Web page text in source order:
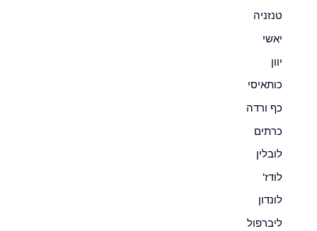
טנזניה
יאשי
יוון
כותאיסי
כף ורדה
כרתים
לובלין
לודז'
לונדון
ליברפול